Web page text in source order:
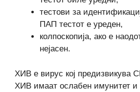
тестови за
ПАП тестот е уреден,
колпоскопија, ако е
нејасен.
ХИВ е вирус кој предизвикува
ХИВ имаат ослабен имунитет и